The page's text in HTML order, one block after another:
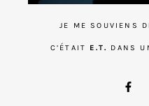
JE ME SOUVIENS
C’ÉTAIT E.T. DANS